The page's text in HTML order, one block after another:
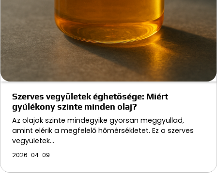
Szerves vegyületek éghetősége: Miért
gyúlékony szinte minden olaj?
Az olajok szinte mindegyike gyorsan meggyullad,
amint elérik a megfelelő hőmérsékletet. Ez a szerves
vegyületek…
2026-04-09